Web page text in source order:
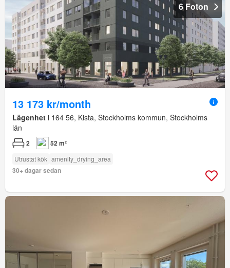
6 Foton
13 173 kr/month
Lägenhet i 164 56, Kista, Stockholms kommun, Stockholms
län
2 52 m²
Utrustat kök amenity_drying_area
30+ dagar sedan